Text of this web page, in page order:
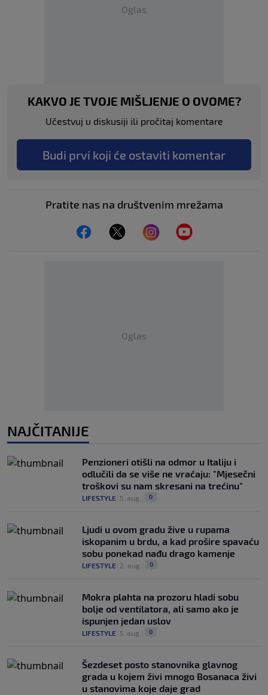
Oglas
KAKVO JE TVOJE MIŠLJENJE O OVOME?
Učestvuj u diskusiji ili pročitaj komentare
Budi prvi koji će ostaviti komentar
Pratite nas na društvenim mrežama
Oglas
NAJČITANIJE
Penzioneri otišli na odmor u Italiju i
odlučili da se više ne vraćaju: "Mjesečni
troškovi su nam skresani na trećinu"
LIFESTYLE 5. aug. 0
Ljudi u ovom gradu žive u rupama
iskopanim u brdu, a kad prošire spavaću
sobu ponekad nađu drago kamenje
LIFESTYLE 2. aug. 0
Mokra plahta na prozoru hladi sobu
bolje od ventilatora, ali samo ako je
ispunjen jedan uslov
LIFESTYLE 5. aug. 0
Šezdeset posto stanovnika glavnog
grada u kojem živi mnogo Bosanaca živi
u stanovima koje daje grad